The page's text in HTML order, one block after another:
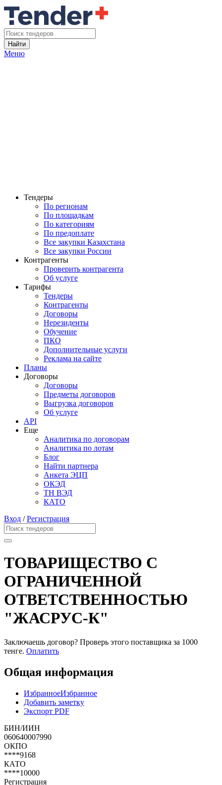
Найти
Меню
Тендеры
По регионам
По площадкам
По категориям
По предоплате
Все закупки Казахстана
Все закупки России
Контрагенты
Проверить контрагента
Об услуге
Тарифы
Тендеры
Контрагенты
Договоры
Нерезиденты
Обучение
ПКО
Дополнительные услуги
Реклама на сайте
Планы
Договоры
Договоры
Предметы договоров
Выгрузка договоров
Об услуге
API
Еще
Аналитика по договорам
Аналитика по лотам
Блог
Найти партнера
Анкета ЭЦП
ОКЭД
ТН ВЭД
КАТО
Вход /Регистрация
ТОВАРИЩЕСТВО С
ОГРАНИЧЕННОЙ
ОТВЕТСТВЕННОСТЬЮ
"ЖАСРУС-К"
Заключаешь договор? Проверь этого поставщика за 1000
тенге. Оплатить
Общая информация
ИзбранноеИзбранное
Добавить заметку
Экспорт PDF
БИН/ИИН
060640007990
ОКПО
****9168
КАТО
****10000
Регистрация